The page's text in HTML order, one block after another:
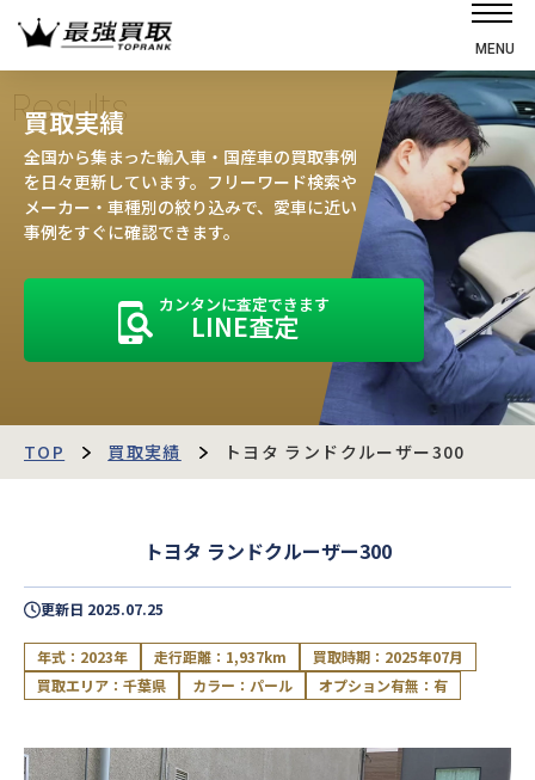
MENU
選ばれる理由
高価買取の仕組み
売却の流れ
お客様の声
運営会社
最強買取マガジン
Results
買取実績
全国から集まった輸入車・国産車の買取事例
を日々更新しています。フリーワード検索や
メーカー・車種別の絞り込みで、愛車に近い
事例をすぐに確認できます。
カンタンに査定できます
LINE査定
TOP 買取実績 トヨタ ランドクルーザー300
トヨタ ランドクルーザー300
更新日 2025.07.25
年式：2023年 走行距離：1,937km
買取時期：2025年07月
買取エリア：千葉県
カラー：パール オプション有無：有